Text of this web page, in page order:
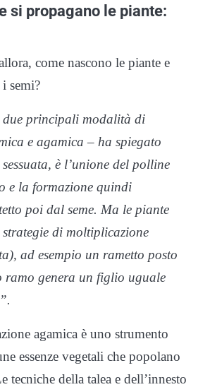
si propagano le piante:
come nascono le piante e
semi?
due principali modalità di
e agamica – ha spiegato
è l’unione del polline
e la formazione quindi
poi dal seme. Ma le piante
di moltiplicazione
ad esempio un rametto posto
ramo genera un figlio uguale
agamica è uno strumento
essenze vegetali che popolano
tecniche della talea e dell’innesto